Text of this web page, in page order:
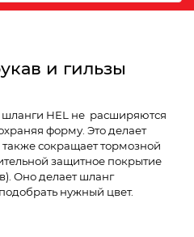
и гильзы
HEL не расширяются
форму. Это делает
сокращает тормозной
защитное покрытие
Оно делает шланг
нужный цвет.